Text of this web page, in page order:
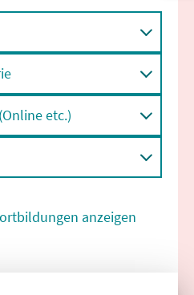
etc.)
anzeigen